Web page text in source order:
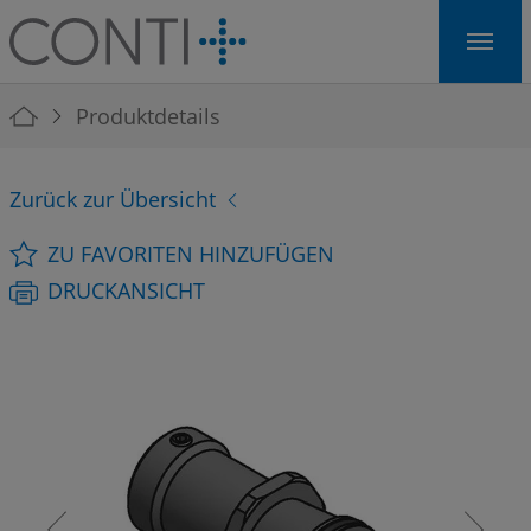
Skip to main navigation
Skip to main content
Skip to page footer
You are here:
Produktdetails
Zurück zur Übersicht
ZU FAVORITEN HINZUFÜGEN
DRUCKANSICHT